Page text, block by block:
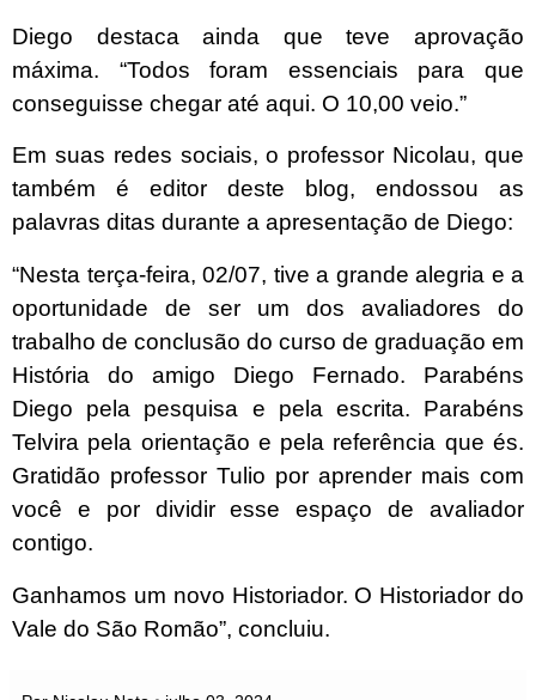
Diego destaca ainda que teve aprovação
máxima. “Todos foram essenciais para que
conseguisse chegar até aqui. O 10,00 veio.”
Em suas redes sociais, o professor Nicolau, que
também é editor deste blog, endossou as
palavras ditas durante a apresentação de Diego:
“Nesta terça-feira, 02/07, tive a grande alegria e a
oportunidade de ser um dos avaliadores do
trabalho de conclusão do curso de graduação em
História do amigo Diego Fernado. Parabéns
Diego pela pesquisa e pela escrita. Parabéns
Telvira pela orientação e pela referência que és.
Gratidão professor Tulio por aprender mais com
você e por dividir esse espaço de avaliador
contigo.
Ganhamos um novo Historiador. O Historiador do
Vale do São Romão”, concluiu.